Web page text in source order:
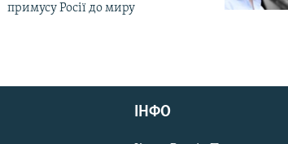
примусу Росії до миру
ІНФО